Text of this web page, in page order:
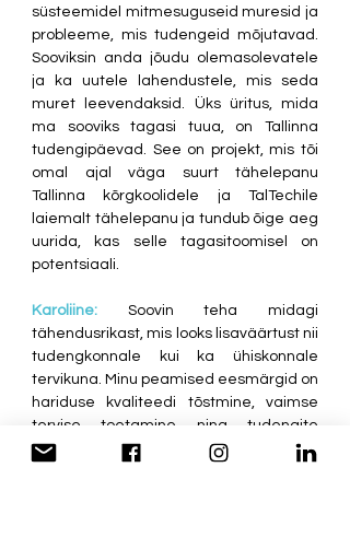
süsteemidel mitmesuguseid muresid ja
probleeme, mis tudengeid mõjutavad.
Sooviksin anda jõudu olemasolevatele
ja ka uutele lahendustele, mis seda
muret leevendaksid. Üks üritus, mida
ma sooviks tagasi tuua, on Tallinna
tudengipäevad. See on projekt, mis tõi
omal ajal väga suurt tähelepanu
Tallinna kõrgkoolidele ja TalTechile
laiemalt tähelepanu ja tundub õige aeg
uurida, kas selle tagasitoomisel on
potentsiaali.
Karoliine:
Soovin teha midagi
tähendusrikast, mis looks lisaväärtust nii
tudengkonnale kui ka ühiskonnale
tervikuna. Minu peamised eesmärgid on
hariduse kvaliteedi tõstmine, vaimse
tervise toetamine ning tudengite
huvide kaitsmine ja koostöö